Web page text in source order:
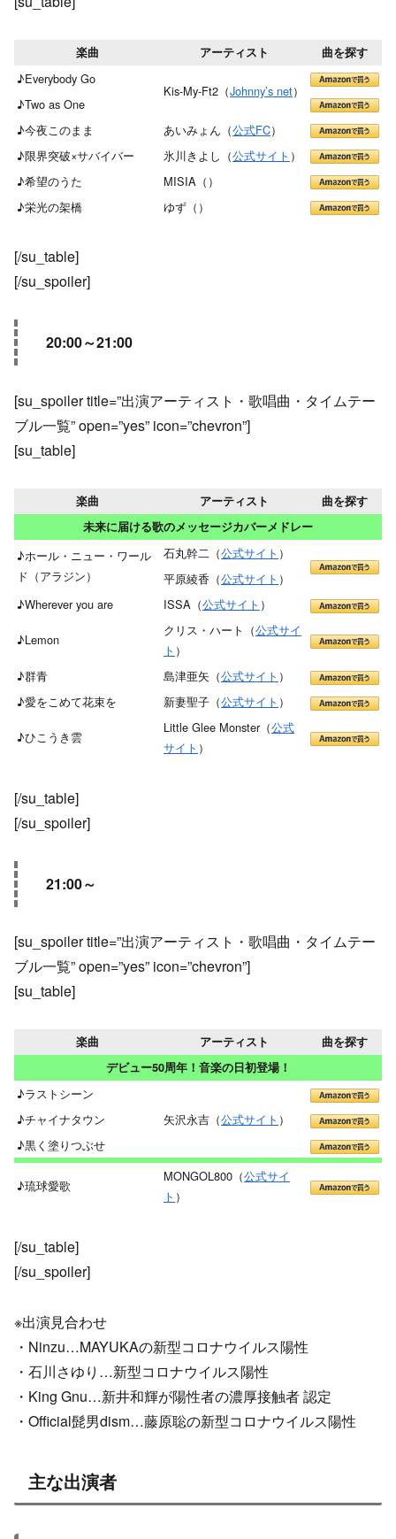
楽曲 アーティスト 曲を探す
♪Everybody Go
Kis-My-Ft2（Johnny’s net）
♪Two as One
♪今夜このまま
あいみょん（公式FC）
♪限界突破×サバイバー
氷川きよし（公式サイト ）
♪希望のうた
MISIA（ ）
♪栄光の架橋
ゆず（ ）
[/su_table]
[/su_spoiler]
20:00～21:00
[su_spoiler title=”出演アーティスト・歌唱曲・タイムテー
ブル一覧” open=”yes” icon=”chevron”]
[su_table]
楽曲 アーティスト
曲を探す
未来に届ける歌のメッセージカバーメドレー
♪ホール・ニュー・ワール
ド（アラジン）
石丸幹二（公式サイト ）
平原綾香（公式サイト ）
♪Wherever you are
ISSA（公式サイト ）
♪Lemon
クリス・ハート（公式サイ
ト ）
♪群青
島津亜矢（公式サイト ）
♪愛をこめて花束を
新妻聖子（公式サイト ）
♪ひこうき雲
Little Glee Monster（公式
サイト ）
[/su_table]
[/su_spoiler]
21:00～
[su_spoiler title=”出演アーティスト・歌唱曲・タイムテー
ブル一覧” open=”yes” icon=”chevron”]
[su_table]
楽曲 アーティスト
曲を探す
デビュー50周年！音楽の日初登場！
♪ラストシーン
矢沢永吉（公式サイト ）
♪チャイナタウン
♪黒く塗りつぶせ
♪琉球愛歌
MONGOL800（公式サイ
ト ）
[/su_table]
[/su_spoiler]
※出演見合わせ
・Ninzu…MAYUKAの新型コロナウイルス陽性
・石川さゆり…新型コロナウイルス陽性
・King Gnu…新井和輝が陽性者の濃厚接触者 認定
・Official髭男dism…藤原聡の新型コロナウイルス陽性
主な出演者